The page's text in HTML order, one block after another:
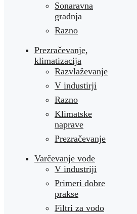
Sonaravna
gradnja
Razno
Prezračevanje,
klimatizacija
Razvlaževanje
V industirji
Razno
Klimatske
naprave
Prezračevanje
Varčevanje vode
V industriji
Primeri dobre
prakse
Filtri za vodo